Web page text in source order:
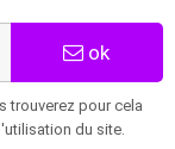
ok
trouverez pour cela
du site.